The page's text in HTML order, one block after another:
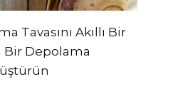
Tavasını Akıllı Bir
Bir Depolama